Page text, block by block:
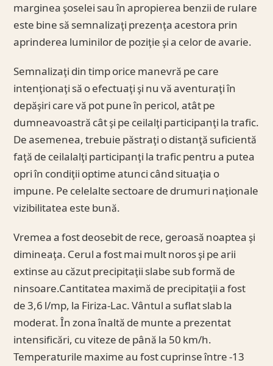
marginea şoselei sau în apropierea benzii de rulare
este bine să semnalizaţi prezenţa acestora prin
aprinderea luminilor de poziţie şi a celor de avarie.
Semnalizaţi din timp orice manevră pe care
intenţionaţi să o efectuaţi şi nu vă aventuraţi în
depăşiri care vă pot pune în pericol, atât pe
dumneavoastră cât şi pe ceilalţi participanţi la trafic.
De asemenea, trebuie păstraţi o distanţă suficientă
faţă de ceilalalţi participanţi la trafic pentru a putea
opri în condiţii optime atunci când situaţia o
impune. Pe celelalte sectoare de drumuri naţionale
vizibilitatea este bună.
Vremea a fost deosebit de rece, geroasă noaptea şi
dimineaţa. Cerul a fost mai mult noros şi pe arii
extinse au căzut precipitaţii slabe sub formă de
ninsoare.Cantitatea maximă de precipitaţii a fost
de 3,6 l/mp, la Firiza-Lac. Vântul a suflat slab la
moderat. În zona înaltă de munte a prezentat
intensificări, cu viteze de până la 50 km/h.
Temperaturile maxime au fost cuprinse între -13